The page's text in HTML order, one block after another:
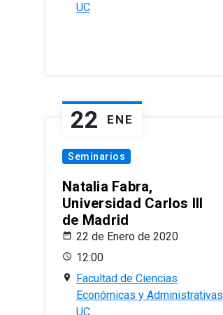
UC
22 ENE
Seminarios
Natalia Fabra,
Universidad Carlos III
de Madrid
22 de Enero de 2020
12:00
Facultad de Ciencias
Económicas y Administrativas
UC